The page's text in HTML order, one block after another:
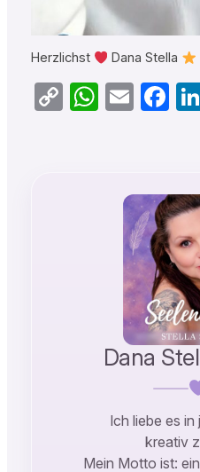
Herzlichst Dana Stella
CopyEmail
Dana
Ich liebe es in
kreativ
Mein Motto ist: